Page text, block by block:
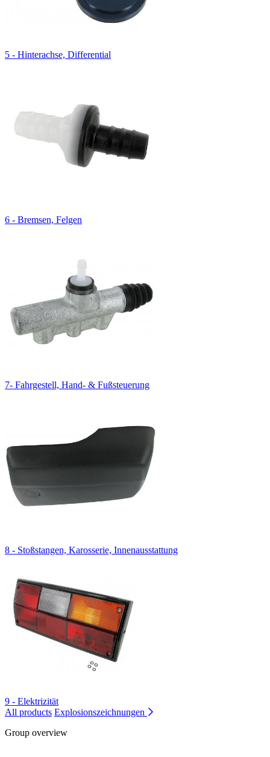
5 - Hinterachse, Differential
6 - Bremsen, Felgen
7- Fahrgestell, Hand- & Fußsteuerung
8 - Stoßstangen, Karosserie, Innenausstattung
9 - Elektrizität
All products Explosionszeichnungen
Group overview